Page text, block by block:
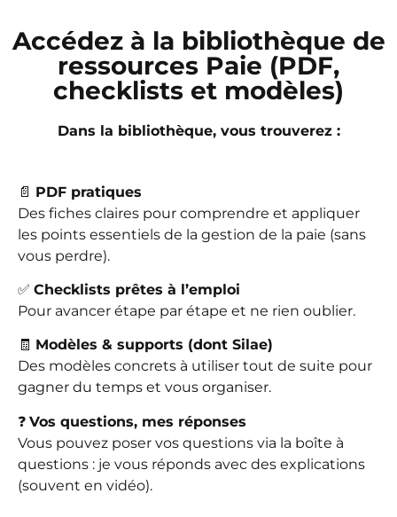
Accédez à la bibliothèque de
ressources Paie (PDF,
checklists et modèles)
Dans la bibliothèque, vous trouverez :
📄 PDF pratiques
Des fiches claires pour comprendre et appliquer
les points essentiels de la gestion de la paie (sans
vous perdre).
✅ Checklists prêtes à l’emploi
Pour avancer étape par étape et ne rien oublier.
🧾 Modèles & supports (dont Silae)
Des modèles concrets à utiliser tout de suite pour
gagner du temps et vous organiser.
❓ Vos questions, mes réponses
Vous pouvez poser vos questions via la boîte à
questions : je vous réponds avec des explications
(souvent en vidéo).